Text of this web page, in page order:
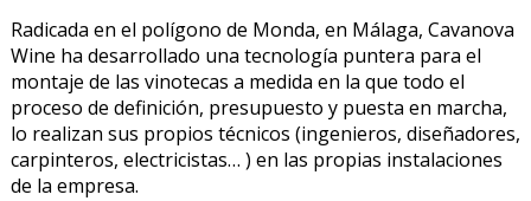
Radicada en el polígono de Monda, en Málaga, Cavanova
Wine ha desarrollado una tecnología puntera para el
montaje de las vinotecas a medida en la que todo el
proceso de definición, presupuesto y puesta en marcha,
lo realizan sus propios técnicos (ingenieros, diseñadores,
carpinteros, electricistas… ) en las propias instalaciones
de la empresa.